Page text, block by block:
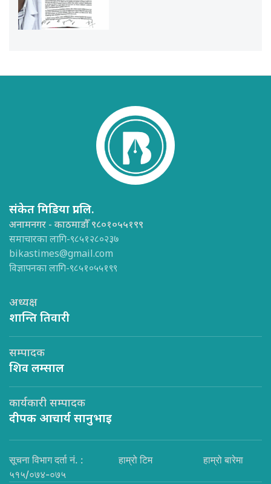
संकेत मिडिया प्रा.लि.
अनामनगर - काठमाडौँ ९८०१०५५१९९
समाचारका लागि-९८५१२८०२३७
bikastimes@gmail.com
विज्ञापनका लागि-९८५१०५५१९९
अध्यक्ष
शान्ति तिवारी
सम्पादक
शिव लम्साल
कार्यकारी सम्पादक
दीपक आचार्य सानुभाइ
सूचना विभाग दर्ता नं. :
५१५/०७४-०७५
हाम्रो टिम हाम्रो बारेमा